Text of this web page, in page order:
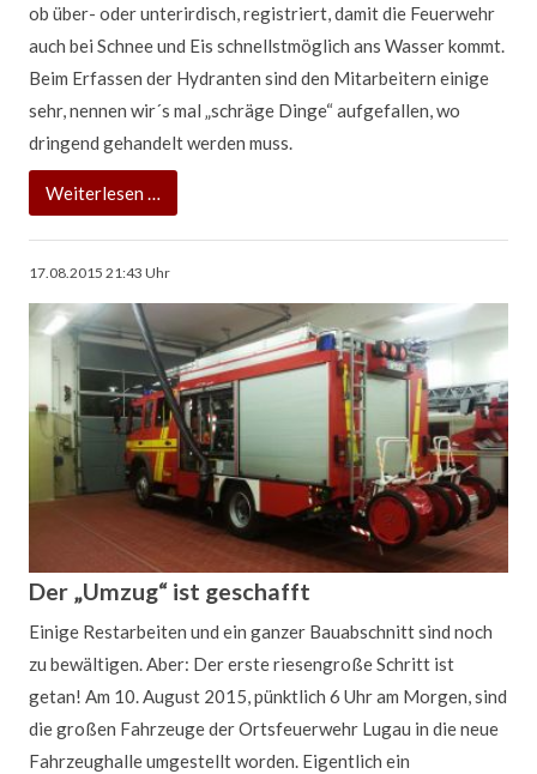
ob über- oder unterirdisch, registriert, damit die Feuerwehr
auch bei Schnee und Eis schnellstmöglich ans Wasser kommt.
Beim Erfassen der Hydranten sind den Mitarbeitern einige
sehr, nennen wir´s mal „schräge Dinge“ aufgefallen, wo
dringend gehandelt werden muss.
Weiterlesen …
Hydranten
17.08.2015 21:43 Uhr
Der „Umzug“ ist geschafft
Einige Restarbeiten und ein ganzer Bauabschnitt sind noch
zu bewältigen. Aber: Der erste riesengroße Schritt ist
getan! Am 10. August 2015, pünktlich 6 Uhr am Morgen, sind
die großen Fahrzeuge der Ortsfeuerwehr Lugau in die neue
Fahrzeughalle umgestellt worden. Eigentlich ein